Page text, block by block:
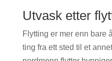
Utvask etter
Flytting er mer enn bare
ting fra ett sted til et